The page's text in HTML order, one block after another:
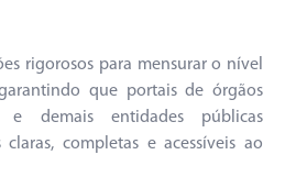
rigorosos para mensurar o nível
que portais de órgãos
e demais entidades públicas
completas e acessíveis ao